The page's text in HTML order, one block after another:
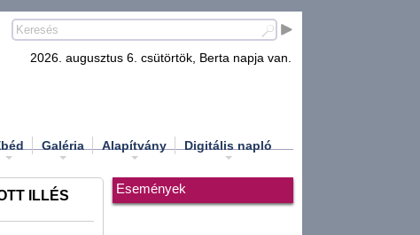
2026. augusztus 6. csütörtök, Berta napja van.
Galéria Alapítvány Digitális napló
ILLÉS
Események